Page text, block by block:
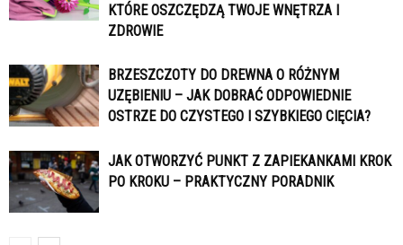
KTÓRE OSZCZĘDZĄ TWOJE WNĘTRZA I
ZDROWIE
BRZESZCZOTY DO DREWNA O RÓŻNYM
UZĘBIENIU – JAK DOBRAĆ ODPOWIEDNIE
OSTRZE DO CZYSTEGO I SZYBKIEGO CIĘCIA?
JAK OTWORZYĆ PUNKT Z ZAPIEKANKAMI KROK
PO KROKU – PRAKTYCZNY PORADNIK